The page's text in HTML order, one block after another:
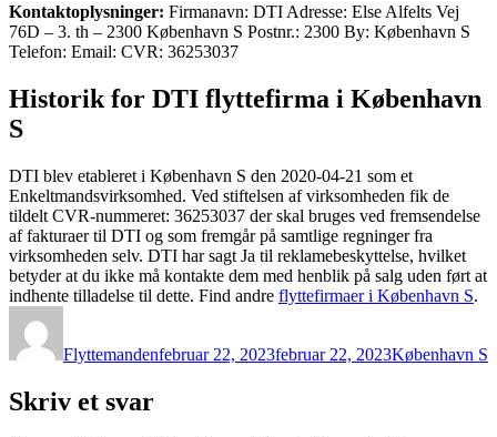
Kontaktoplysninger: Firmanavn: DTI Adresse: Else Alfelts Vej
76D – 3. th – 2300 København S Postnr.: 2300 By: København S
Telefon: Email: CVR: 36253037
Historik for DTI flyttefirma i København
S
DTI blev etableret i København S den 2020-04-21 som et
Enkeltmandsvirksomhed. Ved stiftelsen af virksomheden fik de
tildelt CVR-nummeret: 36253037 der skal bruges ved fremsendelse
af fakturaer til DTI og som fremgår på samtlige regninger fra
virksomheden selv. DTI har sagt Ja til reklamebeskyttelse, hvilket
betyder at du ikke må kontakte dem med henblik på salg uden ført at
indhente tilladelse til dette. Find andre flyttefirmaer i København S.
Flyttemandenfebruar 22, 2023februar 22, 2023København S
Skriv et svar